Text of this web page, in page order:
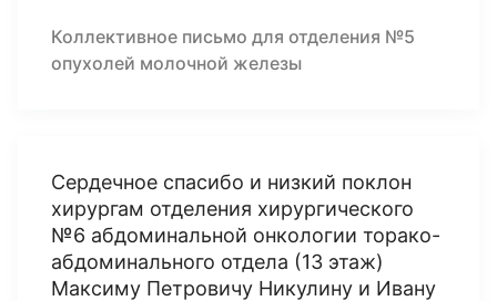
Коллективное письмо для отделения №5
опухолей молочной железы
Сердечное спасибо и низкий поклон
хирургам отделения хирургического
№6 абдоминальной онкологии торако-
абдоминального отдела (13 этаж)
Максиму Петровичу Никулину и Ивану